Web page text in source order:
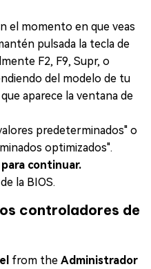
el momento en que veas
pulsada la tecla de
F2, F9, Supr, o
del modelo de tu
aparece la ventana de
predeterminados" o
optimizados".
continuar.
la BIOS.
controladores de
from the Administrador